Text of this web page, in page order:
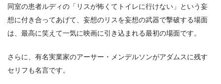
同室の患者ルディの「リスが怖くてトイレに行けない」という妄
想に付き合ってあげて、妄想のリスを妄想の武器で撃破する場面
は、最高に笑えて一気に映画に引き込まれる最初の場面です。
さらに、有名実業家のアーサー・メンデルソンがアダムスに残す
セリフも名言です。